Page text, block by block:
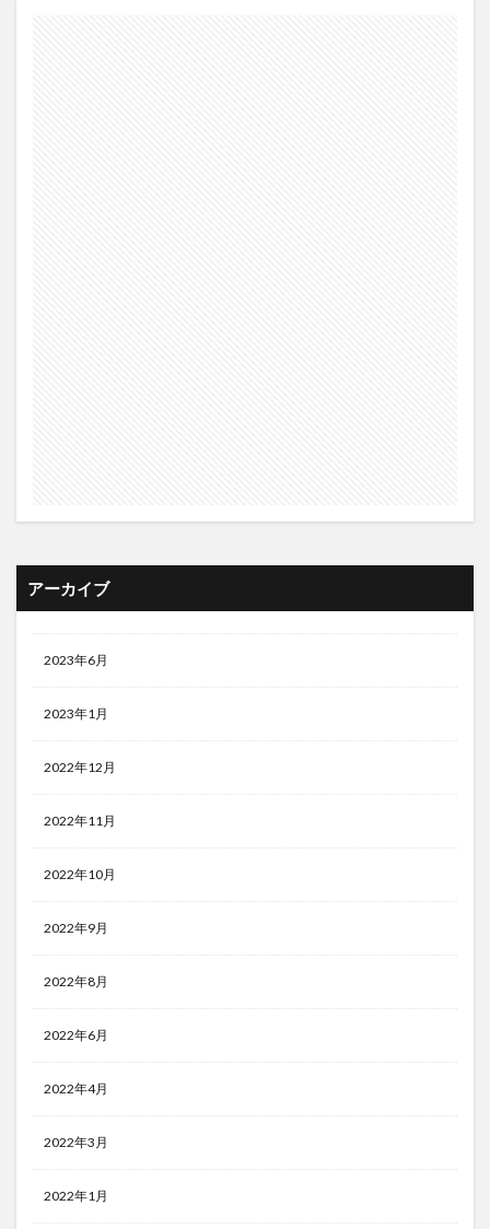
アーカイブ
2023年6月
2023年1月
2022年12月
2022年11月
2022年10月
2022年9月
2022年8月
2022年6月
2022年4月
2022年3月
2022年1月